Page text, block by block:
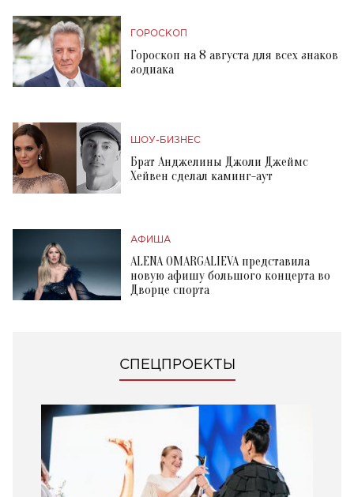
ГОРОСКОП
Гороскоп на 8 августа для всех знаков
зодиака
ШОУ-БИЗНЕС
Брат Анджелины Джоли Джеймс
Хейвен сделал каминг-аут
АФИША
ALENA OMARGALIEVA представила
новую афишу большого концерта во
Дворце спорта
СПЕЦПРОЕКТЫ